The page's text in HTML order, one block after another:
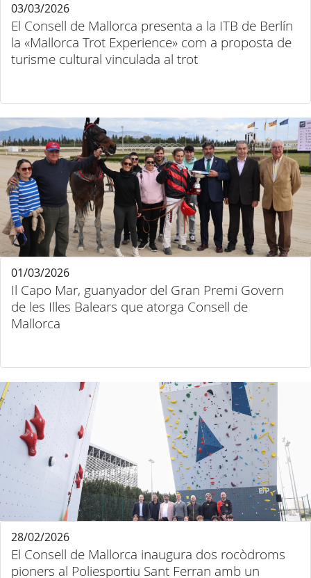
El Consell de Mallorca presenta a la ITB de Berlín
la «Mallorca Trot Experience» com a proposta de
turisme cultural vinculada al trot
03/03/2026
Il Capo Mar, guanyador del Gran Premi Govern
de les Illes Balears que atorga Consell de
Mallorca
01/03/2026
El Consell de Mallorca inaugura dos rocòdroms
pioners al Poliesportiu Sant Ferran amb un
28/02/2026